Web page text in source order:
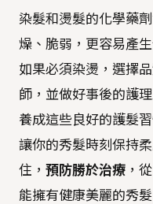
染髮和燙髮的化學藥
燥、脆弱，更容易產
如果必須染燙，選擇
師，並做好事後的護理
養成這些良好的護髮
讓你的秀髮時刻保持
住， 預防勝於治療 ，
能擁有健康美麗的秀髮